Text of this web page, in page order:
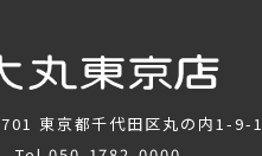
東京都千代田区丸の内1-9-1